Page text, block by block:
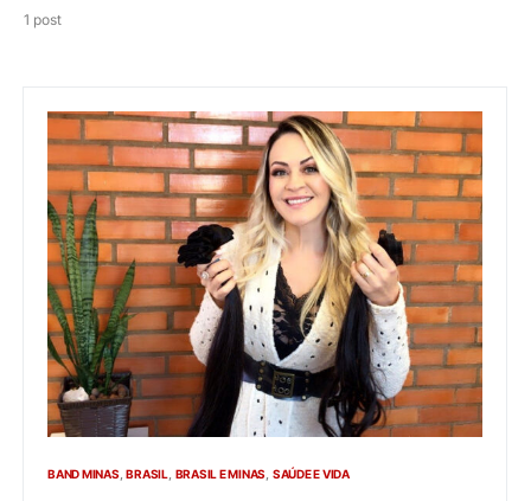
1 post
BAND MINAS BRASIL BRASIL E MINAS SAÚDE E VIDA